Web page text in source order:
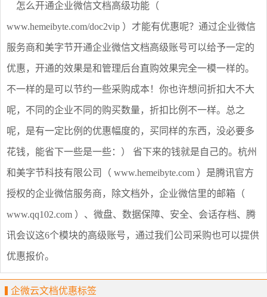
怎么开通企业微信文档高级功能（
www.hemeibyte.com/doc2vip ）才能有优惠呢？通过企业微信
服务商和美字节开通企业微信文档高级账号可以给予一定的
优惠，开通的效果是和管理后台直购效果完全一模一样的。
不一样的是可以节约一些采购成本！你也许想问折扣大不大
呢，不同的企业不同的购买数量，折扣比例不一样。总之
呢，是有一定比例的优惠幅度的，买同样的东西，没必要多
花钱，能省下一些是一些：） 省下来的钱就是自己的。杭州
和美字节科技有限公司（ www.hemeibyte.com ）是腾讯官方
授权的企业微信服务商，除文档外，企业微信里的邮箱（
www.qq102.com ）、微盘、数据保障、安全、会话存档、腾
讯会议这6个模块的高级账号，通过我们公司采购也可以提供
优惠报价。
企微云文档优惠标签